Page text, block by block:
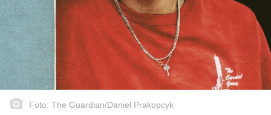
Foto: The Guardian/Daniel Prakopcyk